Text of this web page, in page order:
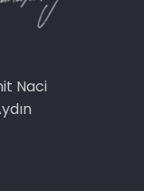
Naci